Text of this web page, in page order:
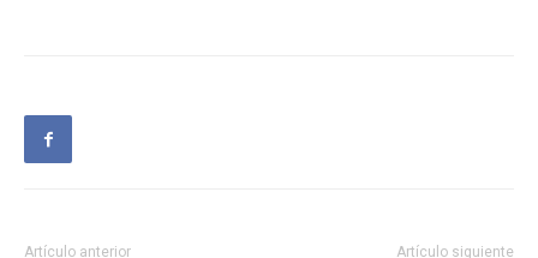
Artículo anterior Artículo siguiente